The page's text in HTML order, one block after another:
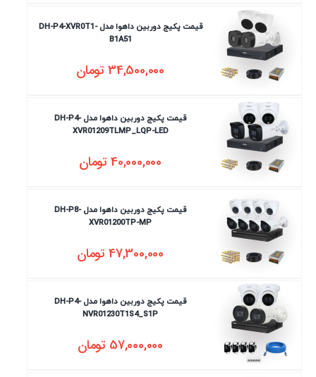
قیمت پکیج دوربین داهوا مدل DH-P4-XVR0T1-
B1A51
34,500,000تومان
قیمت پکیج دوربین داهوا مدل DH-P4-
XVR01209TLMP_LQP-LED
40,000,000تومان
قیمت پکیج دوربین داهوا مدل DH-P8-
XVR01200TP-MP
47,300,000تومان
قیمت پکیج دوربین داهوا مدل DH-P4-
NVR01230T1S4_S1P
57,000,000 تومان